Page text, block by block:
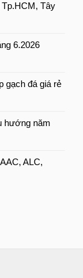
Tây
6.2026
gạch đá giá rẻ
hướng năm
ALC,